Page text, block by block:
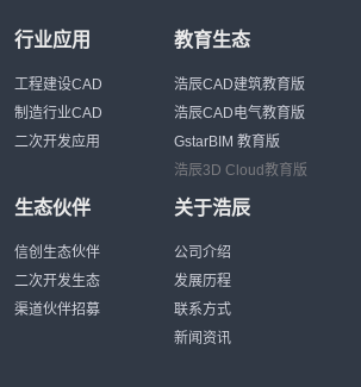
行业应用
工程建设CAD
制造行业CAD
二次开发应用
教育生态
浩辰CAD建筑教育版
浩辰CAD电气教育版
GstarBIM 教育版
浩辰3D Cloud教育版
生态伙伴
信创生态伙伴
二次开发生态
渠道伙伴招募
关于浩辰
公司介绍
发展历程
联系方式
新闻资讯